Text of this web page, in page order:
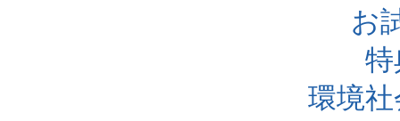
お
環境